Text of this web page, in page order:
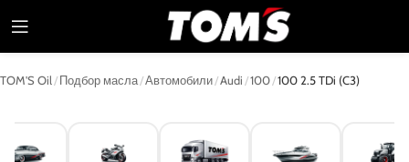
TOM'S Oil /Подбор масла/Автомобили/Audi /100/100 2.5 TDi (C3)